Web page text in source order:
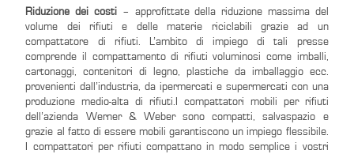
Riduzione dei costi– approfittate della riduzione massima del
volume dei rifiuti e delle materie riciclabili grazie ad un
compattatore di rifiuti. L’ambito di impiego di tali presse
comprende il compattamento di rifiuti voluminosi come imballi,
cartonaggi, contenitori di legno, plastiche da imballaggio ecc.
provenienti dall’industria, da ipermercati e supermercati con una
produzione medio-alta di rifiuti.I compattatori mobili per rifiuti
dell’azienda Werner & Weber sono compatti, salvaspazio e
grazie al fatto di essere mobili garantiscono un impiego flessibile.
I compattatori per rifiuti compattano in modo semplice i vostri